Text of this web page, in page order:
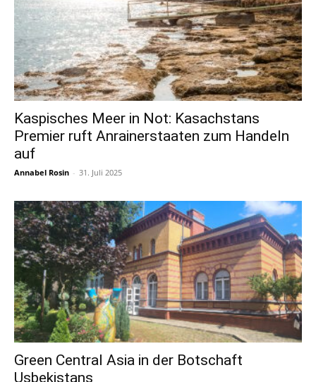
Kaspisches Meer in Not: Kasachstans
Premier ruft Anrainerstaaten zum Handeln
auf
Annabel Rosin - 31. Juli 2025
Green Central Asia in der Botschaft
Usbekistans